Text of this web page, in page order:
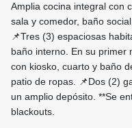
Amplia cocina integral con
sala y comedor, baño
📌Tres (3) espaciosas
baño interno. En su primer
con kiosko, cuarto y baño
patio de ropas. 📌Dos (2)
un amplio depósito. **Se
blackouts.